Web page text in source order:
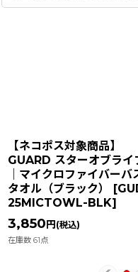
【ネコポス対象商品】
GUARD スターオブライ
｜マイクロファイバーバ
タオル（ブラック）
[
25MICTOWL-BLK]
3,850円 (税込)
在庫数 61点